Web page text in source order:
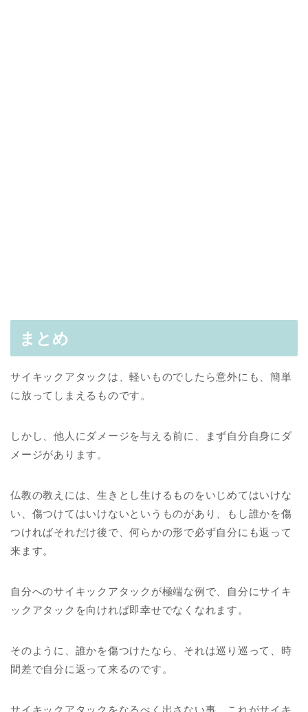
まとめ
サイキックアタックは、軽いものでしたら意外にも、簡単
に放ってしまえるものです。
しかし、他人にダメージを与える前に、まず自分自身にダ
メージがあります。
仏教の教えには、生きとし生けるものをいじめてはいけな
い、傷つけてはいけないというものがあり、もし誰かを傷
つければそれだけ後で、何らかの形で必ず自分にも返って
来ます。
自分へのサイキックアタックが極端な例で、自分にサイキ
ックアタックを向ければ即幸せでなくなれます。
そのように、誰かを傷つけたなら、それは巡り巡って、時
間差で自分に返って来るのです。
サイキックアタックをなるべく出さない事、これがサイキ